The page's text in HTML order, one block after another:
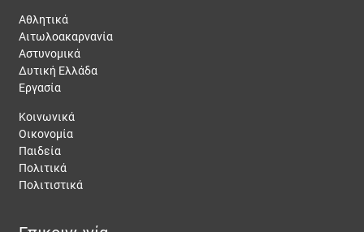
Αθλητικά
Αιτωλοακαρνανία
Αστυνομικά
Δυτική Ελλάδα
Εργασία
Κοινωνικά
Οικονομία
Παιδεία
Πολιτικά
Πολιτιστικά